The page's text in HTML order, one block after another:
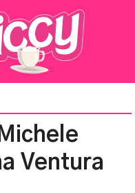
Ventura